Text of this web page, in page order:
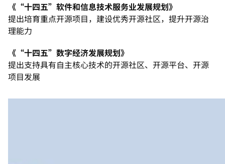
《“十四五”软件和信息技术服务业发展规划》
提出培育重点开源项目，建设优秀开源社区，提升开源治
理能力
《“十四五”数字经济发展规划》
提出支持具有自主核心技术的开源社区、开源平台、开源
项目发展